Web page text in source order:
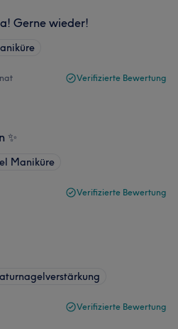
Gerne wieder!
Verifizierte Bewertung
✨
Maniküre
Verifizierte Bewertung
Verifizierte Bewertung